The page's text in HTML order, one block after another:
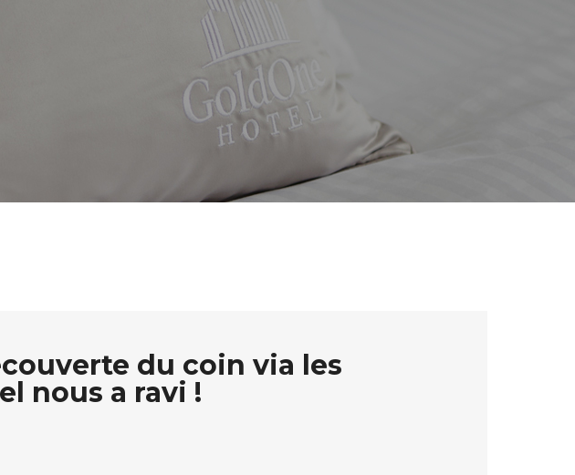
du coin via les
nous a ravi !